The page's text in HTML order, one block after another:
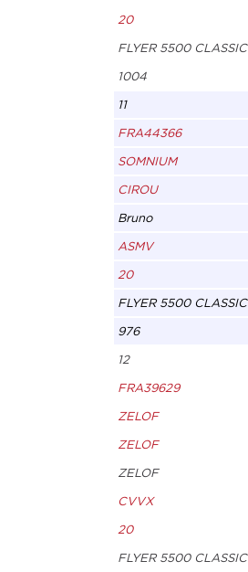
20
FLYER 5500 CLASSIC
1004
11
FRA44366
SOMNIUM
CIROU
Bruno
ASMV
20
FLYER 5500 CLASSIC
976
12
FRA39629
ZELOF
ZELOF
ZELOF
CVVX
20
FLYER 5500 CLASSIC